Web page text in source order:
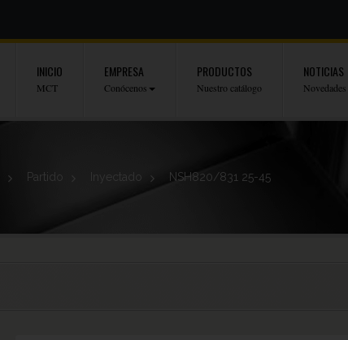
INICIO
MCT
EMPRESA
Conócenos
PRODUCTOS
Nuestro catálogo
NOTICIAS
Novedades
> Partido > Inyectado > NSH820/831 25-45